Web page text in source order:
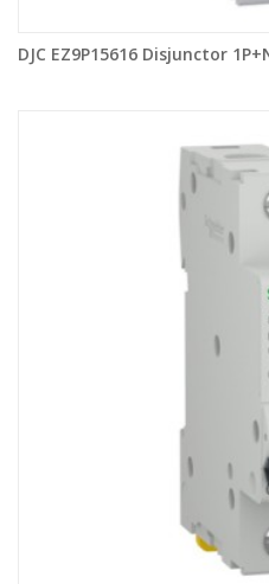
DJC EZ9P15616 Disjunctor